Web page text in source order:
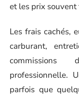
et les prix souvent
Les frais cachés,
carburant,
commissions
professionnelle.
parfois que